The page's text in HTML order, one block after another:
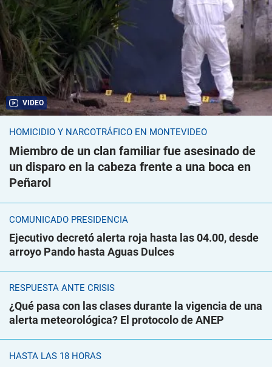
VIDEO
HOMICIDIO Y NARCOTRÁFICO EN MONTEVIDEO
Miembro de un clan familiar fue asesinado de
un disparo en la cabeza frente a una boca en
Peñarol
COMUNICADO PRESIDENCIA
Ejecutivo decretó alerta roja hasta las 04.00, desde
arroyo Pando hasta Aguas Dulces
RESPUESTA ANTE CRISIS
¿Qué pasa con las clases durante la vigencia de una
alerta meteorológica? El protocolo de ANEP
HASTA LAS 18 HORAS